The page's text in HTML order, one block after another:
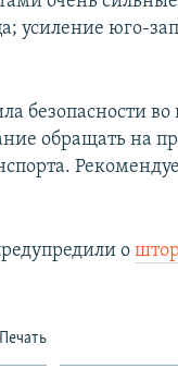
усиление юго-
безопасности
обращать на
о
Печать